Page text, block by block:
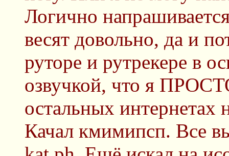
Логично
весят довольно, да и
руторе и рутрекере в
озвучкой, что я
остальных интернетах
Качал кмимипсп. Все